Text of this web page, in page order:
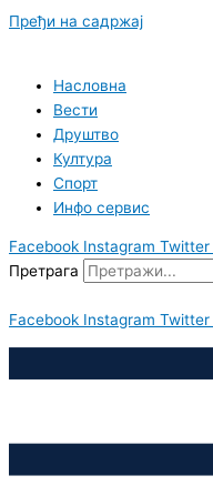
Пређи на садржај
Насловна
Вести
Друштво
Култура
Спорт
Инфо сервис
Facebook Instagram Twitter
Претрага
Facebook Instagram Twitter